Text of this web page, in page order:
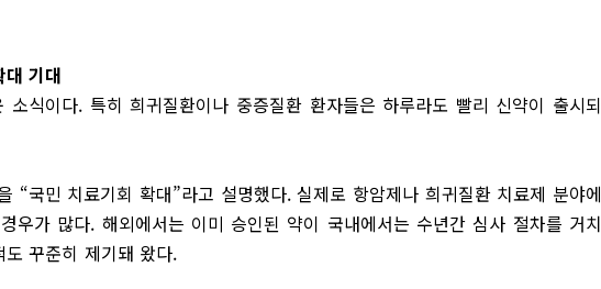
기대
식이다. 특히 희귀질환이나 중증질환 환자들은 하루라도 빨리 신약이 출시
“국민 치료기회 확대”라고 설명했다. 실제로 항암제나 희귀질환 치료제 분야
우가 많다. 해외에서는 이미 승인된 약이 국내에서는 수년간 심사 절차를 거
꾸준히 제기돼 왔다.